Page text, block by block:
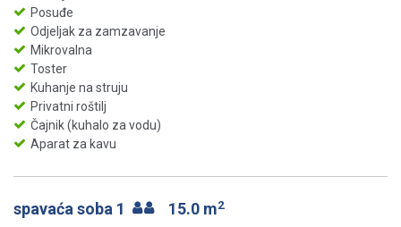
Posuđe
Odjeljak za zamzavanje
Mikrovalna
Toster
Kuhanje na struju
Privatni roštilj
Čajnik (kuhalo za vodu)
Aparat za kavu
spavaća soba 1 15.0 m2